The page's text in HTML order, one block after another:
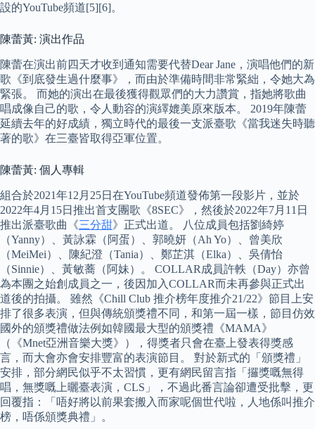
設的YouTube頻道[5][6]。
陳蕾黃: 演出作品
陳蕾在演出前四天才收到通知需要代替Dear Jane，演唱他們的新
歌《到底發生過什麼事》，而由於準備時間非常緊絀，令她大為
緊張。 而她的演出在最後獲得觀眾們的大力讚賞，指她將歌曲
唱成像自己的歌，令人動容的演繹媲美原來版本。 2019年陳蕾
延續去年的好成績，獨立時代的最後一支派臺歌《當我迷失時聽
著的歌》在三臺皆取得亞軍位置。
陳蕾黃: 個人專輯
組合於2021年12月25日在YouTube頻道發佈第一段影片，並於
2022年4月15日推出首支團歌《8SEC》，然後於2022年7月11日
推出派臺歌曲《三分甜》正式出道。 八位成員包括劉綺婷
（Yanny）、黃詠霖（阿蛋）、郭曉妍（Ah Yo）、曾美欣
（MeiMei）、陳紀澄（Tania）、鄭芷淇（Elka）、吳倩怡
（Sinnie）、黃敏蕎（阿妹）。 COLLAR成員許軼（Day）亦曾
為本團之始創成員之一，後因加入COLLAR而未再參與正式出
道後的拍攝。 雖然《Chill Club 推介榜年度推介21/22》節目上安
排了很多表演，但與傳統頒獎禮不同，和第一屆一樣，節目仿效
國外的頒獎禮做法例如韓國最大型的頒獎禮《MAMA》
（《Mnet亞洲音樂大獎》），得獎者只會在臺上發表得獎感
言，而大會亦會安排豐富的表演節目。 對於新式的「頒獎禮」
安排，部分網民似乎不太習慣，更有網民留言指「攞獎嘅無得
唱，無獎嘅上曬臺表演，CLS」，不過此番言論卻遭受批擊，更
回覆指：「唔好將以前果套搬入而家呢個世代啦，人地係叫推介
榜，唔係頒獎典禮」。